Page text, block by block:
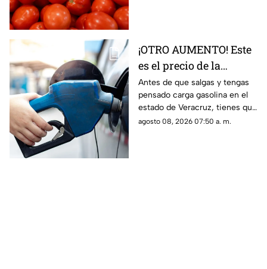
¡OTRO AUMENTO! Este
es el precio de la
gasolina en Veracruz
hoy 8 de agosto 2026
Antes de que salgas y tengas
pensado carga gasolina en el
estado de Veracruz, tienes que
saber los precio hoy sábado 8
agosto 08, 2026 07:50 a. m.